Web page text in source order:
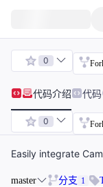
0
代码介绍 代码
0
Easily integrate
master 分支 1